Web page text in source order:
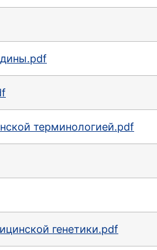
терминологией.pdf
генетики.pdf